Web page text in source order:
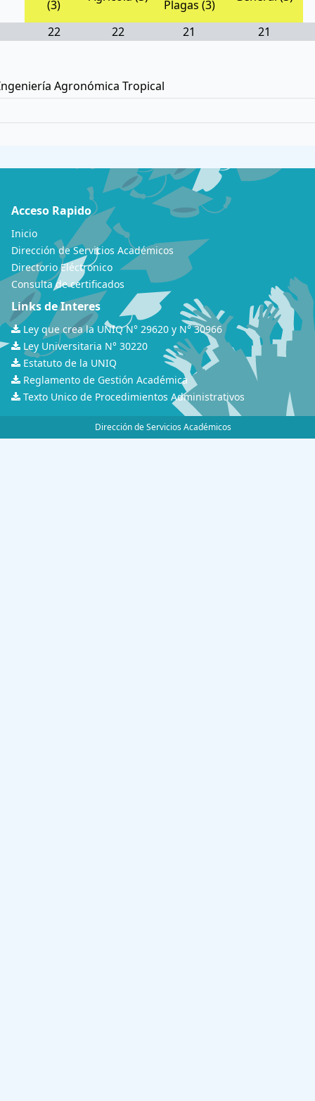
(3) Plagas (3)
22 22 21 21
Agronómica Tropical
Acceso Rapido
Inicio
Dirección de Servicios Académicos
Directorio Eléctronico
Consulta de certificados
Links de Interes
Ley que crea la UNIQ N° 29620 y N° 30966
Ley Universitaria N° 30220
Estatuto de la UNIQ
Reglamento de Gestión Académica
Texto Unico de Procedimientos Administrativos
Dirección de Servicios Académicos